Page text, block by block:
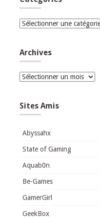
Catégories
Archives
Archives
Sites Amis
Abyssahx
State of Gaming
Aquab0n
Be-Games
GamerGirl
GeekBox